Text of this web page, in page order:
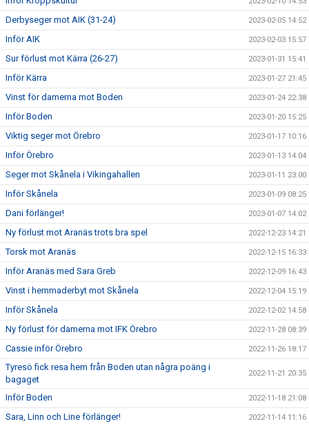
Derbyseger mot AIK (31-24) 2023-02-05 14:52
Inför AIK 2023-02-03 15:57
Sur förlust mot Kärra (26-27) 2023-01-31 15:41
Inför Kärra 2023-01-27 21:45
Vinst för damerna mot Boden 2023-01-24 22:38
Inför Boden 2023-01-20 15:25
Viktig seger mot Örebro 2023-01-17 10:16
Inför Örebro 2023-01-13 14:04
Seger mot Skånela i Vikingahallen 2023-01-11 23:00
Inför Skånela 2023-01-09 08:25
Dani förlänger! 2023-01-07 14:02
Ny förlust mot Aranäs trots bra spel 2022-12-23 14:21
Torsk mot Aranäs 2022-12-15 16:33
Inför Aranäs med Sara Greb 2022-12-09 16:43
Vinst i hemmaderbyt mot Skånela 2022-12-04 15:19
Inför Skånela 2022-12-02 14:58
Ny förlust för damerna mot IFK Örebro 2022-11-28 08:39
Cassie inför Örebro 2022-11-26 18:17
Tyresö fick resa hem från Boden utan några poäng i
bagaget
2022-11-21 20:35
Inför Boden 2022-11-18 21:08
Sara, Linn och Line förlänger! 2022-11-14 11:16